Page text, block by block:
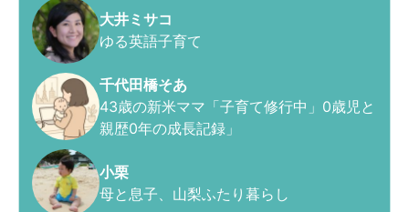
大井ミサコ
ゆる英語子育て
千代田橋そあ
43歳の新米ママ「子育て修行中」0歳児と
親歴0年の成長記録」
小栗
母と息子、山梨ふたり暮らし